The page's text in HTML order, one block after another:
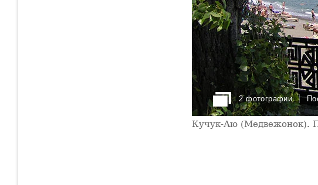
2 фотографии
Кучук-Аю (Медвежонок).